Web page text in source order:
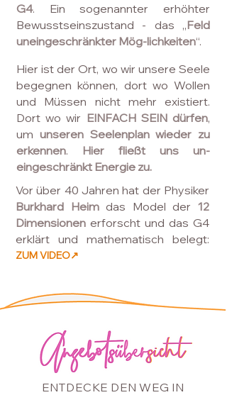
G4. Ein sogenannter erhöhter
Bewusstseinszustand - das „Feld
uneingeschränkter Mög-lichkeiten“.
Hier ist der Ort, wo wir unsere Seele
begegnen können, dort wo Wollen
und Müssen nicht mehr existiert.
Dort wo wir EINFACH SEINdürfen,
um unseren Seelenplan wieder zu
erkennen. Hier fließt uns un-
eingeschränkt Energie zu.
Vor über 40 Jahren hat der Physiker
Burkhard Heimdas Model der12
Dimensionen erforscht und das G4
erklärt und mathematisch belegt:
ZUM VIDEO↗
ENTDECKE DEN WEG IN
Angebotsübersicht
Angebotsübersicht